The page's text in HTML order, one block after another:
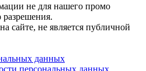
не для нашего промо
разрешения.
сайте, не является публичной
данных
персональных данных